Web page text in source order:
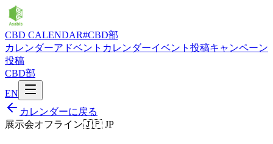
CBD CALENDAR#CBD部
カレンダーアドベントカレンダーイベント投稿キャンペーン
投稿
CBD部
EN
カレンダーに戻る
展示会オフライン🇯🇵 JP